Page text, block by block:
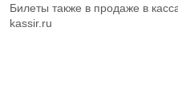
Билеты также в продаже в
kassir.ru